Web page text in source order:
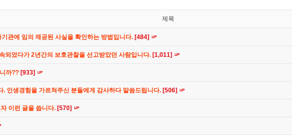
제목
관에 임의 제공된 사실을 확인하는 방법입니다. [484]
되었다가 2년간의 보호관찰을 선고받았던 사람입니다. [1,011]
까?? [933]
인생경험을 가르쳐주신 분들에게 감사하다 말씀드립니다. [506]
이런 글을 씁니다. [570]